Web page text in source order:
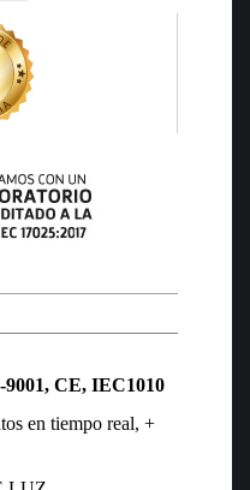
CE, IEC1010
en tiempo real, +